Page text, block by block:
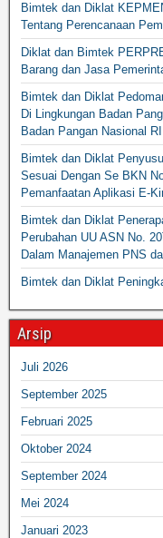
Bimtek dan Diklat
Tentang Perencanaan
Diklat dan Bimtek
Barang dan Jasa
Bimtek dan Diklat
Di Lingkungan Badan
Badan Pangan Nasional
Bimtek dan Diklat
Sesuai Dengan Se BKN
Pemanfaatan Aplikasi E-
Bimtek dan Diklat
Perubahan UU ASN No.
Dalam Manajemen PNS
Bimtek dan Diklat
Arsip
Juli 2026
September 2025
Februari 2025
Oktober 2024
September 2024
Mei 2024
Januari 2023